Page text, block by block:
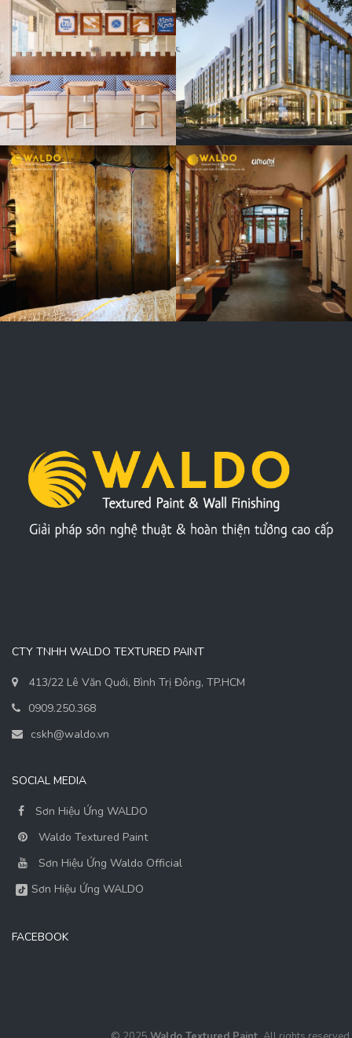
FAIRMONT
HOTEL GOLD
LOUNGE TẦNG
8
UMAMI
COFFEE &
BAKERY ĐỒNG
NAI
CTY TNHH WALDO TEXTURED PAINT
413/22 Lê Văn Quới, Bình Trị Đông, TP.HCM
0909.250.368
cskh@waldo.vn
SOCIAL MEDIA
Sơn Hiệu Ứng WALDO
Waldo Textured Paint
Sơn Hiệu Ứng Waldo Official
Sơn Hiệu Ứng WALDO
FACEBOOK